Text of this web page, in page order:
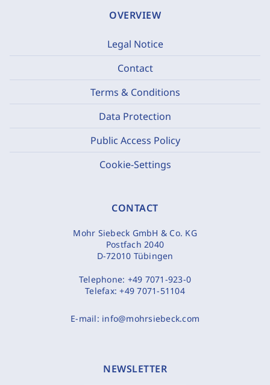
OVERVIEW
Legal Notice
Contact
Terms & Conditions
Data Protection
Public Access Policy
Cookie-Settings
CONTACT
Mohr Siebeck GmbH & Co. KG
Postfach 2040
D-72010 Tübingen
Telephone: +49 7071-923-0
Telefax:+49 7071-51104
E-mail: info@mohrsiebeck.com
NEWSLETTER